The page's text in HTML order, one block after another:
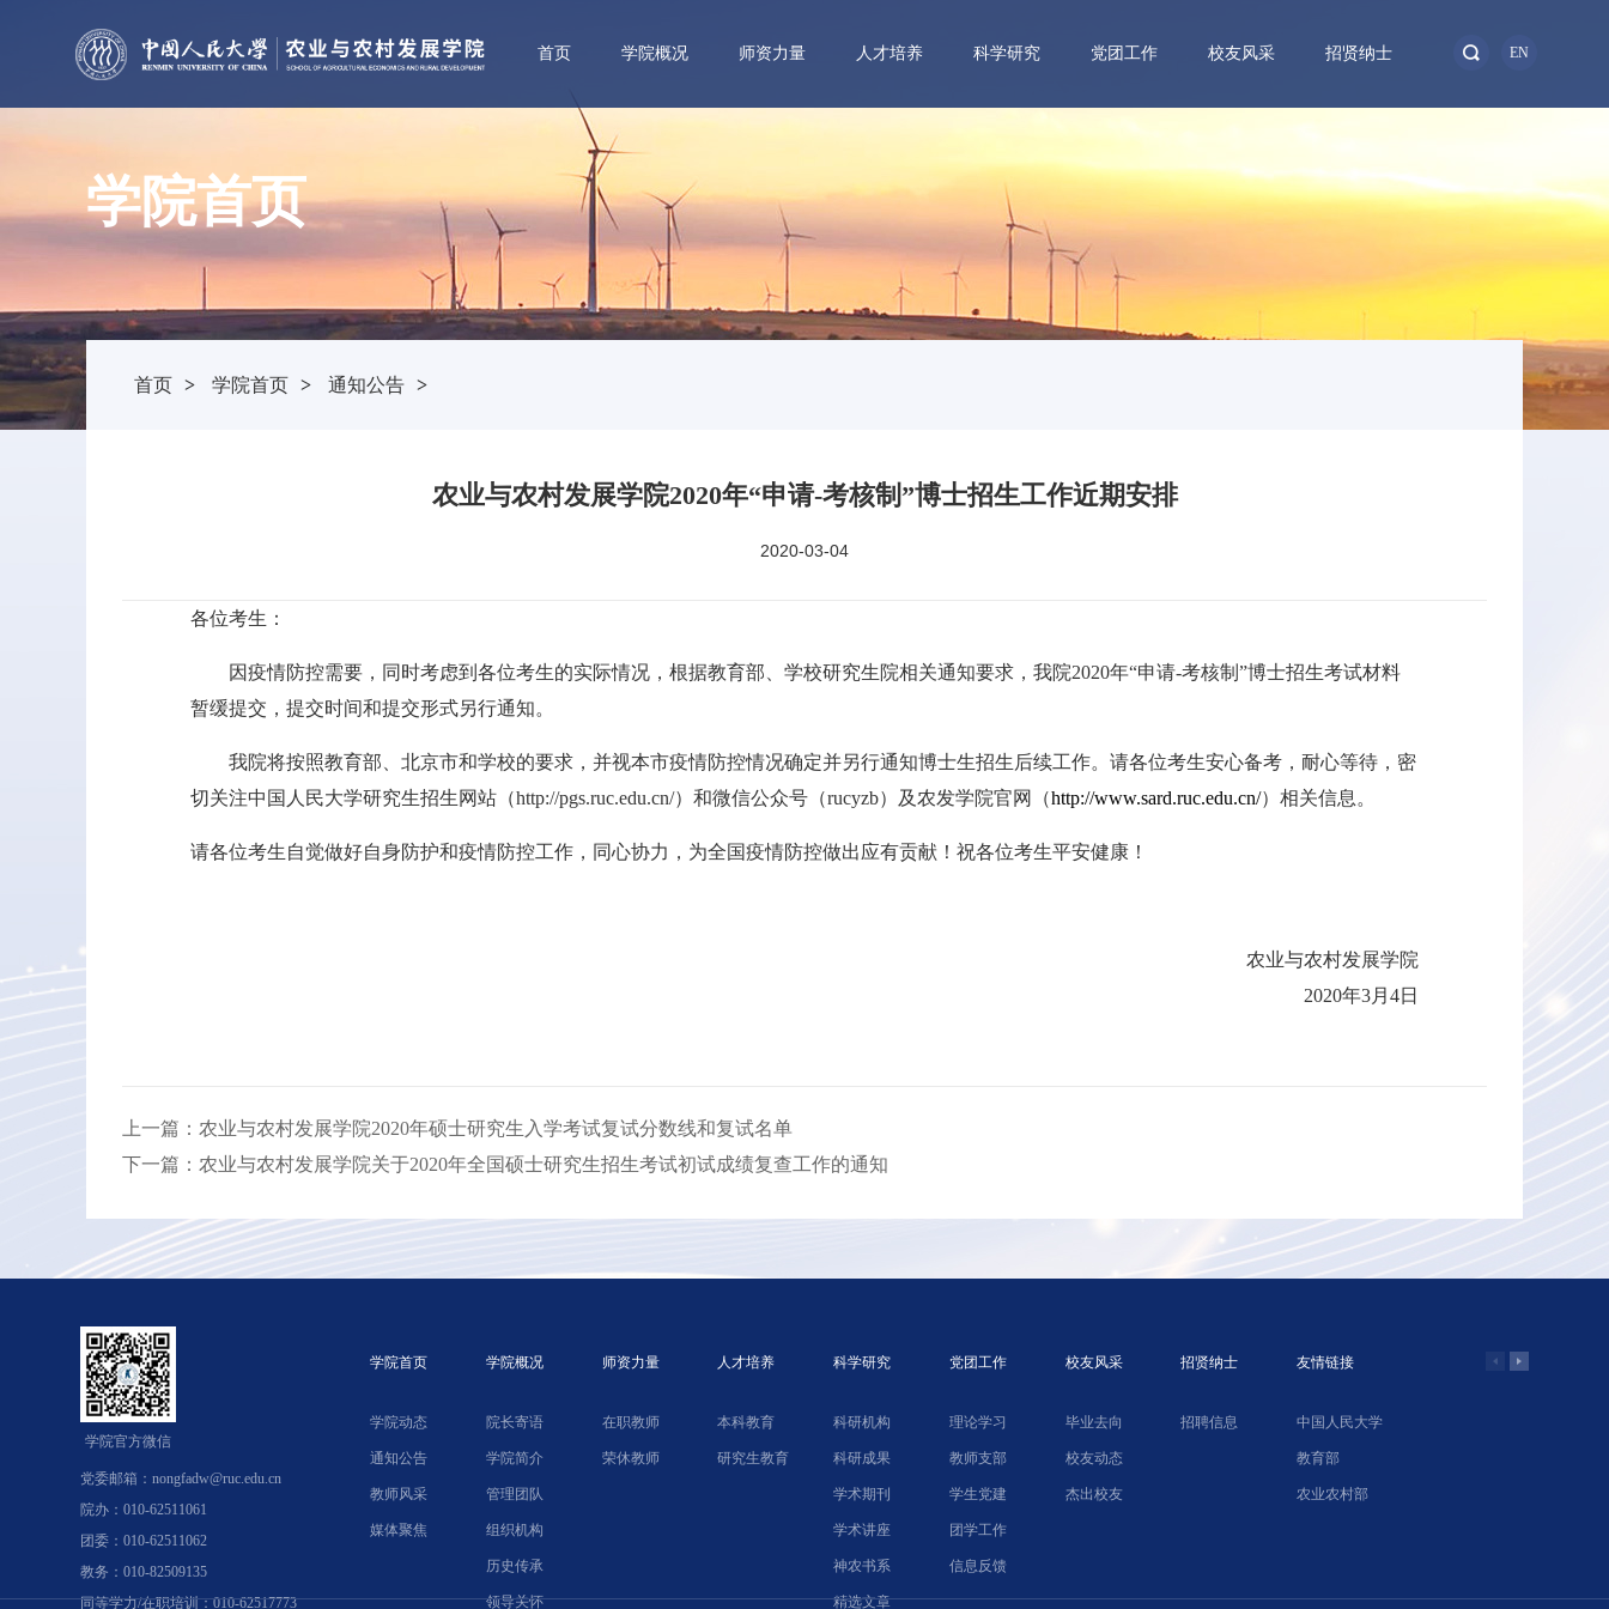
首页 学院概况 师资力量 人才培养 科学研究 党团工作 校友风采 招贤纳士 EN
学院首页
首页 > 学院首页 > 通知公告 >
农业与农村发展学院2020年“申请-考核制”博士招生工作近期安排
2020-03-04
各位考生：
因疫情防控需要，同时考虑到各位考生的实际情况，根据教育部、学校研究生院相关通知要求，我院2020年“申请-考核制”博士招生考试材料
暂缓提交，提交时间和提交形式另行通知。
我院将按照教育部、北京市和学校的要求，并视本市疫情防控情况确定并另行通知博士生招生后续工作。请各位考生安心备考，耐心等待，密
切关注中国人民大学研究生招生网站（http://pgs.ruc.edu.cn/）和微信公众号（rucyzb）及农发学院官网（http://www.sard.ruc.edu.cn/）相关信息。
请各位考生自觉做好自身防护和疫情防控工作，同心协力，为全国疫情防控做出应有贡献！祝各位考生平安健康！
农业与农村发展学院
2020年3月4日
上一篇：农业与农村发展学院2020年硕士研究生入学考试复试分数线和复试名单
下一篇：农业与农村发展学院关于2020年全国硕士研究生招生考试初试成绩复查工作的通知
学院官方微信
党委邮箱：nongfadw@ruc.edu.cn
院办：010-62511061
团委：010-62511062
教务：010-82509135
同等学力/在职培训：010-62517773
学院首页
学院动态
通知公告
教师风采
媒体聚焦
学院概况
院长寄语
学院简介
管理团队
组织机构
历史传承
领导关怀
师资力量
在职教师
荣休教师
人才培养
本科教育
研究生教育
科学研究
科研机构
科研成果
学术期刊
学术讲座
神农书系
精选文章
党团工作
理论学习
教师支部
学生党建
团学工作
信息反馈
校友风采
毕业去向
校友动态
杰出校友
招贤纳士
招聘信息
友情链接
中国人民大学
教育部
农业农村部